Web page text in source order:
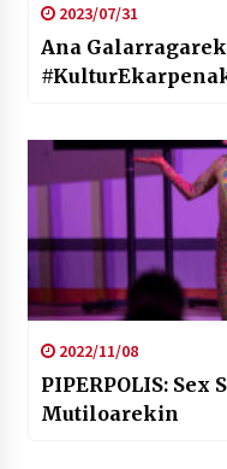
2023/07/31
Ana
2022/11/08
PIPERPOLIS:
Mutiloarekin